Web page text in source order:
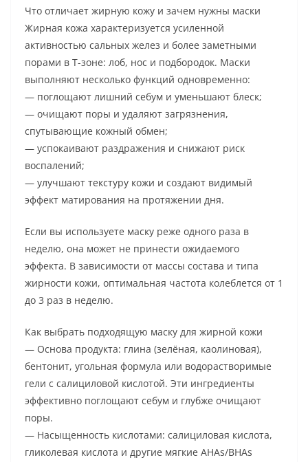
Что отличает жирную кожу и зачем нужны маски
Жирная кожа характеризуется усиленной
активностью сальных желез и более заметными
порами в Т-зоне: лоб, нос и подбородок. Маски
выполняют несколько функций одновременно:
— поглощают лишний себум и уменьшают блеск;
— очищают поры и удаляют загрязнения,
спутывающие кожный обмен;
— успокаивают раздражения и снижают риск
воспалений;
— улучшают текстуру кожи и создают видимый
эффект матирования на протяжении дня.
Если вы используете маску реже одного раза в
неделю, она может не принести ожидаемого
эффекта. В зависимости от массы состава и типа
жирности кожи, оптимальная частота колеблется от 1
до 3 раз в неделю.
Как выбрать подходящую маску для жирной кожи
— Основа продукта: глина (зелёная, каолиновая),
бентонит, угольная формула или водорастворимые
гели с салициловой кислотой. Эти ингредиенты
эффективно поглощают себум и глубже очищают
поры.
— Насыщенность кислотами: салициловая кислота,
гликолевая кислота и другие мягкие AHAs/BHAs